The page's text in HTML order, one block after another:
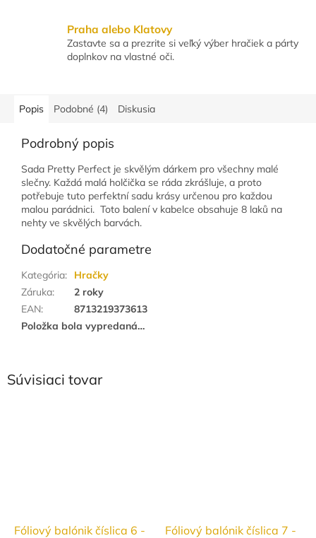
Praha alebo Klatovy
Zastavte sa a prezrite si veľký výber hračiek a párty
doplnkov na vlastné oči.
Súvisiaci tovar
Fóliový balónik číslica 6 - Fóliový balónik číslica 7 -
Popis Podobné (4) Diskusia
Podrobný popis
Sada Pretty Perfect je skvělým dárkem pro všechny malé
slečny. Každá malá holčička se ráda zkrášluje, a proto
potřebuje tuto perfektní sadu krásy určenou pro každou
malou parádnici. Toto balení v kabelce obsahuje 8 laků na
nehty ve skvělých barvách.
Dodatočné parametre
Kategória:
Hračky
Záruka:
2 roky
EAN:
8713219373613
Položka bola vypredaná…